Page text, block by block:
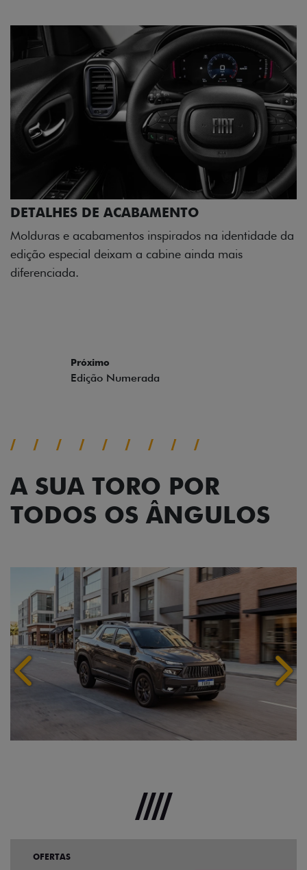
DETALHES DE ACABAMENTO
Molduras e acabamentos inspirados na identidade da
edição especial deixam a cabine ainda mais
diferenciada.
Próximo
Edição Numerada
A SUA TORO POR
TODOS OS ÂNGULOS
Anterior
OFERTAS